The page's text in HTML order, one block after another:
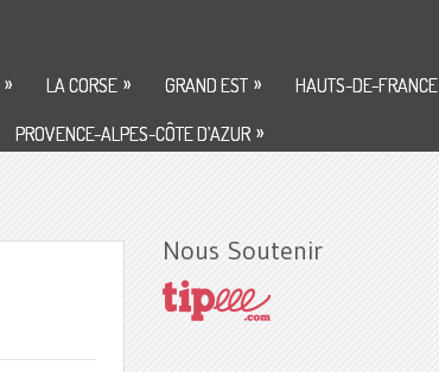
» LA CORSE » GRAND EST » HAUTS-DE-FRANCE
PROVENCE-ALPES-CÔTE D’AZUR »
Nous Soutenir